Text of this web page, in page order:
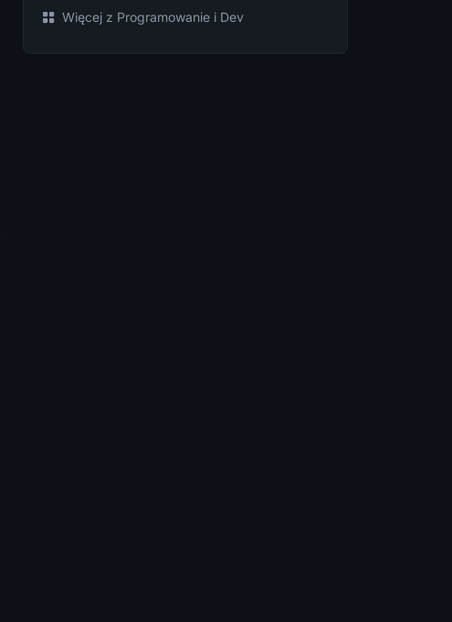
Więcej z Programowanie i Dev